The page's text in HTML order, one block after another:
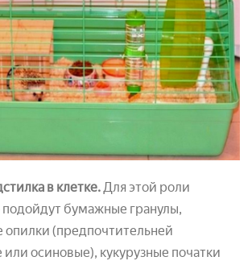
в клетке. Для этой роли
подойдут бумажные гранулы,
опилки (предпочтительней
осиновые), кукурузные початки